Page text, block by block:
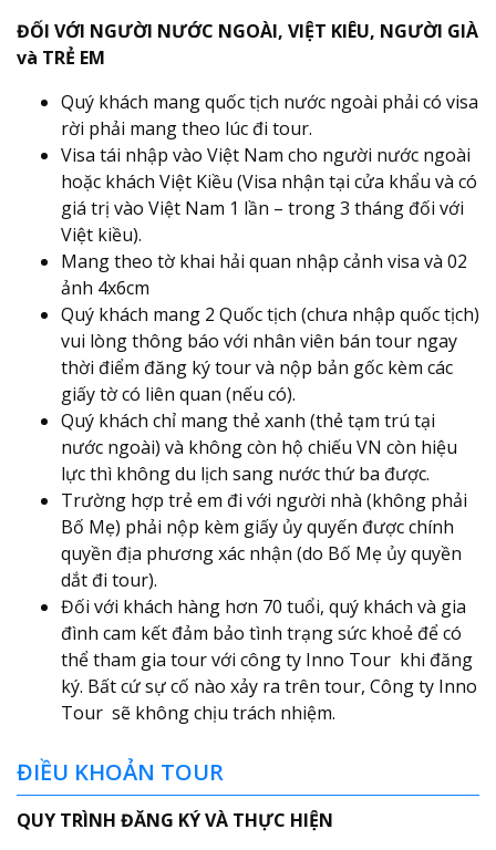
ĐỐI VỚI NGƯỜI NƯỚC NGOÀI, VIỆT KIÊU, NGƯỜI GIÀ
và TRẺ EM
Quý khách mang quốc tịch nước ngoài phải có visa
rời phải mang theo lúc đi tour.
Visa tái nhập vào Việt Nam cho người nước ngoài
hoặc khách Việt Kiều (Visa nhận tại cửa khẩu và có
giá trị vào Việt Nam 1 lần – trong 3 tháng đối với
Việt kiều).
Mang theo tờ khai hải quan nhập cảnh visa và 02
ảnh 4x6cm
Quý khách mang 2 Quốc tịch (chưa nhập quốc tịch)
vui lòng thông báo với nhân viên bán tour ngay
thời điểm đăng ký tour và nộp bản gốc kèm các
giấy tờ có liên quan (nếu có).
Quý khách chỉ mang thẻ xanh (thẻ tạm trú tại
nước ngoài) và không còn hộ chiếu VN còn hiệu
lực thì không du lịch sang nước thứ ba được.
Trường hợp trẻ em đi với người nhà (không phải
Bố Mẹ) phải nộp kèm giấy ủy quyến được chính
quyền địa phương xác nhận (do Bố Mẹ ủy quyền
dắt đi tour).
Đối với khách hàng hơn 70 tuổi, quý khách và gia
đình cam kết đảm bảo tình trạng sức khoẻ để có
thể tham gia tour với công ty Inno Tour khi đăng
ký. Bất cứ sự cố nào xảy ra trên tour, Công ty Inno
Tour sẽ không chịu trách nhiệm.
ĐIỀU KHOẢN TOUR
QUY TRÌNH ĐĂNG KÝ VÀ THỰC HIỆN